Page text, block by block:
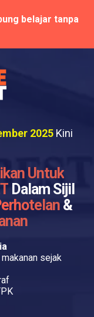
belajar tanpa
2025 Kini
Untuk
Dalam Sijil
&
sejak